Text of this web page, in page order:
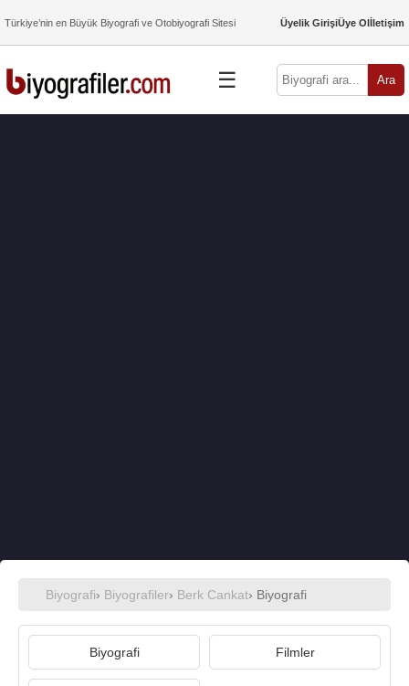
Türkiye’nin en Büyük Biyografi ve Otobiyografi Sitesi Üyelik GirişiÜye Olİletişim
☰ Ara
Biyografi› Biyografiler› Berk Cankat› Biyografi
Biyografi Filmler